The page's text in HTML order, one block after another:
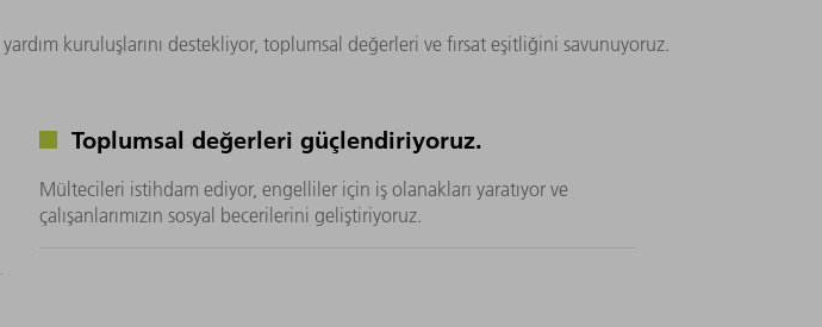
kuruluşlarını destekliyor, toplumsal değerleri ve fırsat eşitliğini savunuyoruz.
Toplumsal değerleri güçlendiriyoruz.
Mültecileri istihdam ediyor, engelliler için iş olanakları yaratıyor ve
çalışanlarımızın sosyal becerilerini geliştiriyoruz.